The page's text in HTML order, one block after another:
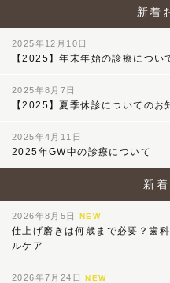
新着
2025年12月10日
【2025】年末年始の診療につい
2025年8月7日
【2025】夏季休診についてのお
2025年4月11日
2025年GW中の診療について
新
2026年8月5日NEW
仕上げ磨きは何歳まで必要？歯
ルケア
2026年7月24日NEW